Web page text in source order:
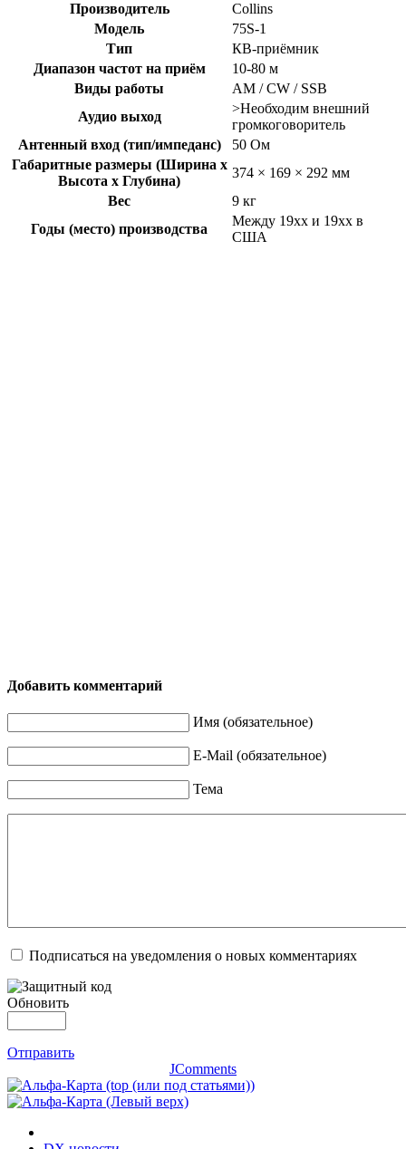
Производитель
Collins
Модель
75S-1
Тип
КВ-приёмник
Диапазон частот на приём
10-80 м
Виды работы
AM / CW / SSB
Аудио выход
>Необходим внешний
громкоговоритель
Антенный вход (тип/импеданс)
50 Ом
Габаритные размеры (Ширина x
Высота x Глубина)
374 × 169 × 292 мм
Вес
9 кг
Годы (место) производства
Между 19xx и 19xx в
США
Добавить комментарий
Имя (обязательное)
E-Mail (обязательное)
Тема
Подписаться на уведомления о новых комментариях
Обновить
Отправить
JComments